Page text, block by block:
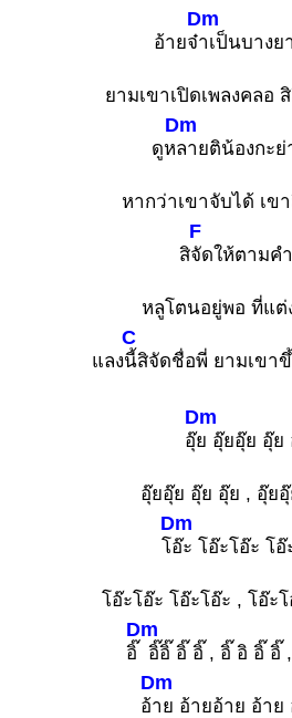
อ้ายจ๋
Dm
าเป็นบางย
ยามเขาเปิดเพลงคลอ
ดูห
Dm
ลายติน้องกะ
หากว่าเขาจับได้ เข
สิ
F
จัดให้ตามค
หลูโตนอยู่พอ ที่แต่
แลง
C
นี้สิจัดชื่อพี่ ยามเขา
อุ๊
Dm
ย อุ๊ยอุ๊ย อุ๊ย
อุ๊ยอุ๊ย อุ๊ย อุ๊ย , อุ๊ย
โ
Dm
อ๊ะ โอ๊ะโอ๊ะ โอ๊
โอ๊ะโอ๊ะ โอ๊ะโอ๊ะ , โอ๊ะ
อิ๊
Dm
อิ๊อิ๊ อิ๊ อิ๊ , อิ๊ อิ อิ๊ อิ๊
อ้
Dm
าย อ้ายอ้าย อ้าย